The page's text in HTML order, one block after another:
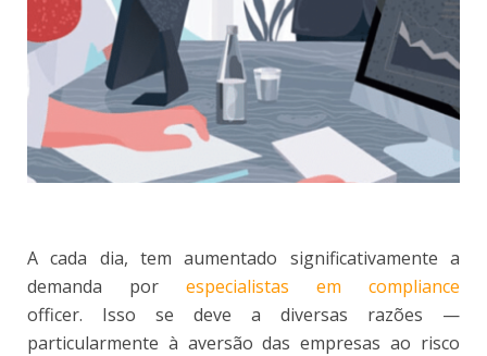
A cada dia, tem aumentado significativamente a
demanda por especialistas em compliance
officer. Isso se deve a diversas razões —
particularmente à aversão das empresas ao risco